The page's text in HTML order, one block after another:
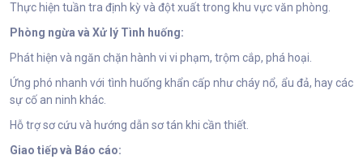
Thực hiện tuần tra định kỳ và đột xuất trong khu vực văn phòng.
Phòng ngừa và Xử lý Tình huống:
Phát hiện và ngăn chặn hành vi vi phạm, trộm cắp, phá hoại.
Ứng phó nhanh với tình huống khẩn cấp như cháy nổ, ẩu đả, hay các
sự cố an ninh khác.
Hỗ trợ sơ cứu và hướng dẫn sơ tán khi cần thiết.
Giao tiếp và Báo cáo: